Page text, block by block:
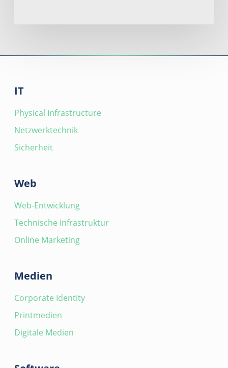
IT
Physical Infrastructure
Netzwerktechnik
Sicherheit
Web
Web-Entwicklung
Technische Infrastruktur
Online Marketing
Medien
Corporate Identity
Printmedien
Digitale Medien